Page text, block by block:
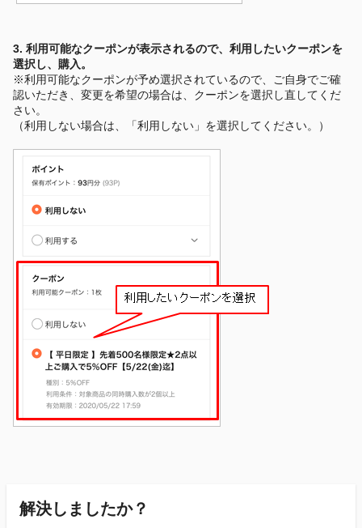
3. 利用可能なクーポンが表示されるので、利用したいクーポンを
選択し、購入。
※利用可能なクーポンが予め選択されているので、ご自身でご確
認いただき、変更を希望の場合は、クーポンを選択し直してくだ
さい。
（利用しない場合は、「利用しない」を選択してください。）
解決しましたか？